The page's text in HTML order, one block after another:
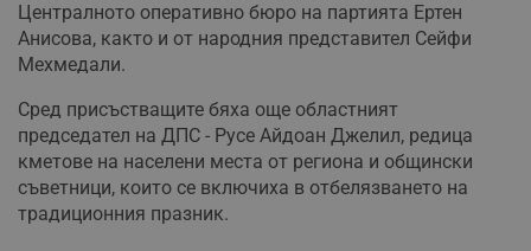
Централното оперативно бюро на партията Ертен
Анисова, както и от народния представител Сейфи
Мехмедали.
Сред присъстващите бяха още областният
председател на ДПС - Русе Айдоан Джелил, редица
кметове на населени места от региона и общински
съветници, които се включиха в отбелязването на
традиционния празник.